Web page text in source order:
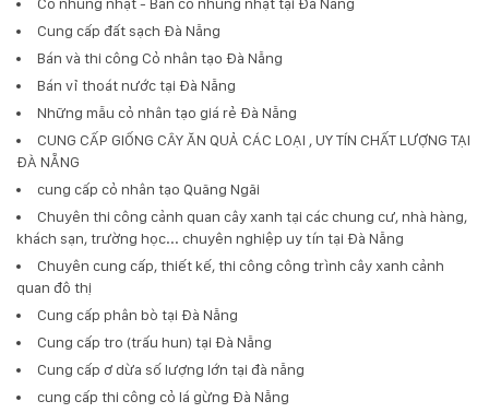
Cung cấp đất sạch Đà Nẵng
Bán và thi công Cỏ nhân tạo Đà Nẵng
Bán vỉ thoát nước tại Đà Nẵng
Những mẫu cỏ nhân tạo giá rẻ Đà Nẵng
CUNG CẤP GIỐNG CÂY ĂN QUẢ CÁC LOẠI , UY TÍN CHẤT LƯỢNG TẠI
ĐÀ NẴNG
cung cấp cỏ nhân tạo Quãng Ngãi
Chuyên thi công cảnh quan cây xanh tại các chung cư, nhà hàng,
khách sạn, trường học... chuyên nghiệp uy tín tại Đà Nẵng
Chuyên cung cấp, thiết kế, thi công công trình cây xanh cảnh
quan đô thị
Cung cấp phân bò tại Đà Nẵng
Cung cấp tro (trấu hun) tại Đà Nẵng
Cung cấp ơ dừa số lượng lớn tại đà nẵng
cung cấp thi công cỏ lá gừng Đà Nẵng